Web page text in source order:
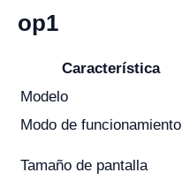
op1
Característica
Modelo
Modo de funcionamiento
Tamaño de pantalla